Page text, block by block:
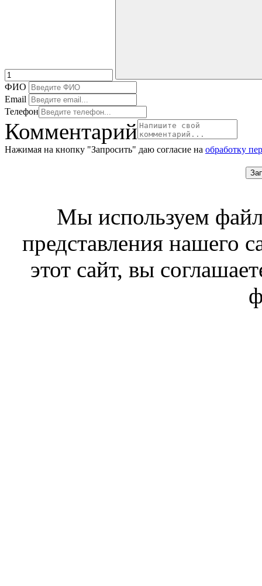
ФИО
Email
Телефон
Комментарий
Нажимая на кнопку "Запросить" даю согласие на обработку
Мы используем
представления нашего
этот сайт, вы